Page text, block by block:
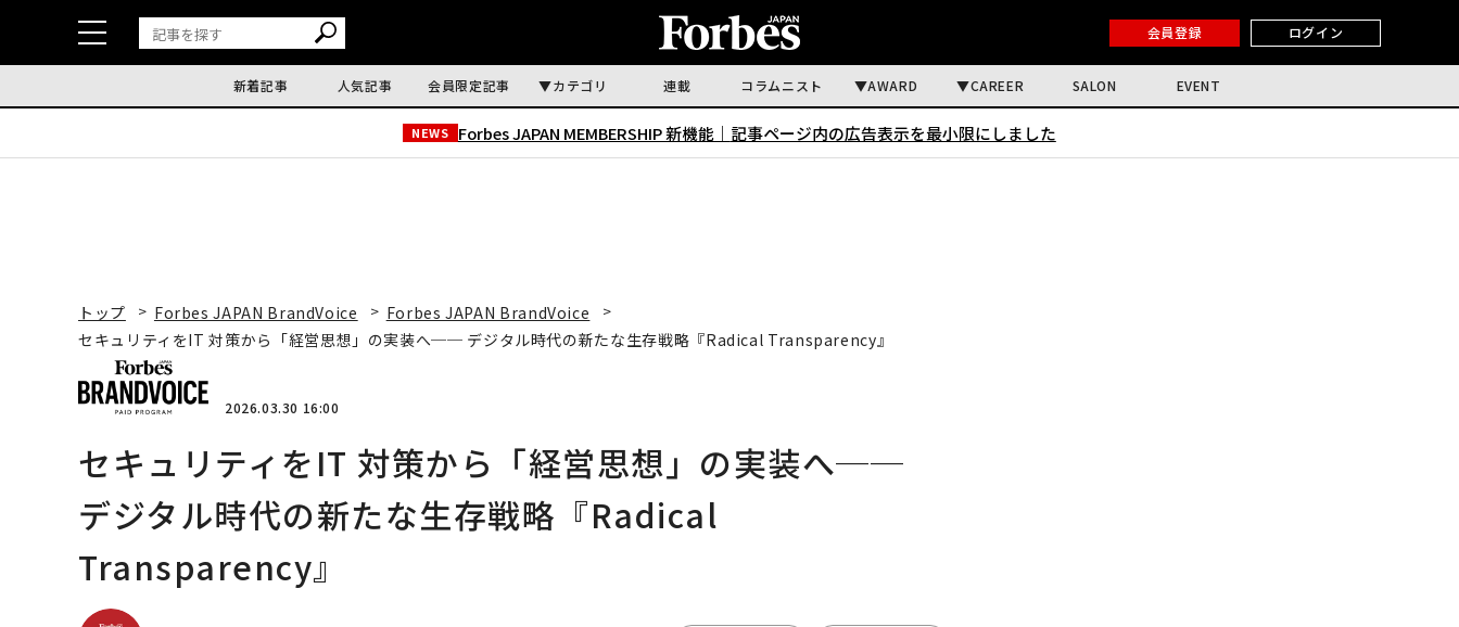
会員登録 ログイン
新着記事 人気記事 会員限定記事 カテゴリ 連載 コラムニスト AWARD CAREER SALON EVENT
NEWS Forbes JAPAN MEMBERSHIP 新機能｜ 記事ページ内の広告表示を最小限にしました
トップ Forbes JAPAN BrandVoice
Forbes JAPAN BrandVoice
セキュリティをIT 対策から「経営思想」の実装へ── デジタル時代の新たな生存戦略『Radical Transparency』
2026.03.30 16:00
セキュリティをIT 対策から「経営思想」の実装へ──
デジタル時代の新たな生存戦略『Radical
Transparency』